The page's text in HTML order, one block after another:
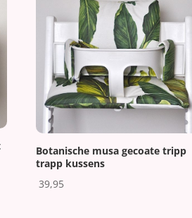
Botanische musa gecoate tripp
trapp kussens
39,95